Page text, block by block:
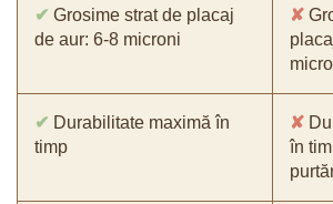
✔ Grosime strat de placaj
de aur: 6-8 microni
✘
✔ Durabilitate maximă în
timp
✘
în